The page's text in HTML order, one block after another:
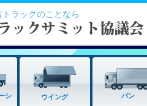
トラックのことなら
シ ウイング バン